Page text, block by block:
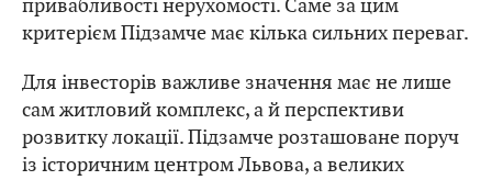
привабливості нерухомості. Саме за цим
критерієм Підзамче має кілька сильних переваг.
Для інвесторів важливе значення має не лише
сам житловий комплекс, а й перспективи
розвитку локації. Підзамче розташоване поруч
із історичним центром Львова, а великих